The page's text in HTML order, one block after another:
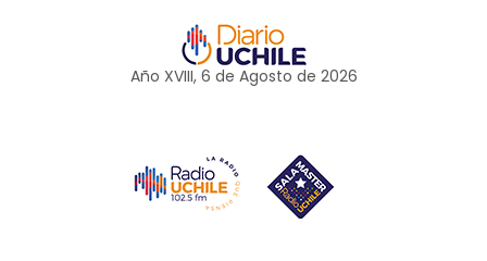
Año XVIII, 6 de Agosto de 2026